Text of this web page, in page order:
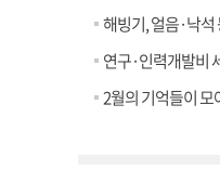
해빙기, 얼음·낙
연구·인력개발비
2월의 기억들이